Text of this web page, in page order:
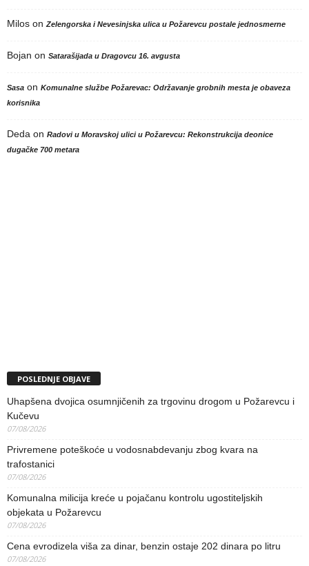
Milos on Zelengorska i Nevesinjska ulica u Požarevcu postale jednosmerne
Bojan on Satarašijada u Dragovcu 16. avgusta
Sasa on Komunalne službe Požarevac: Održavanje grobnih mesta je obaveza
korisnika
Deda on Radovi u Moravskoj ulici u Požarevcu: Rekonstrukcija deonice
dugačke 700 metara
POSLEDNJE OBJAVE
Uhapšena dvojica osumnjičenih za trgovinu drogom u Požarevcu i
Kučevu
07/08/2026
Privremene poteškoće u vodosnabdevanju zbog kvara na
trafostanici
07/08/2026
Komunalna milicija kreće u pojačanu kontrolu ugostiteljskih
objekata u Požarevcu
07/08/2026
Cena evrodizela viša za dinar, benzin ostaje 202 dinara po litru
07/08/2026